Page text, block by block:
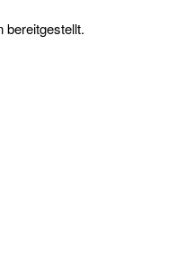
bereitgestellt.